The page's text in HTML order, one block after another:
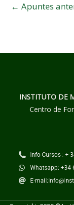
← Apuntes
INSTITUTO DE
Centro de
Info Cursos : +
Whatsapp: +34
E-